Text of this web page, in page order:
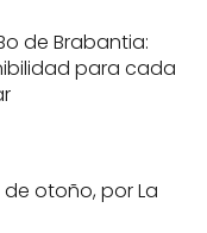
de Brabantia:
para cada
otoño, por La